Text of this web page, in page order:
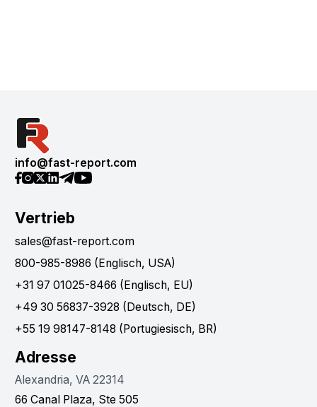
info@fast-report.com
Vertrieb
sales@fast-report.com
800-985-8986 (Englisch, USA)
+31 97 01025-8466 (Englisch, EU)
+49 30 56837-3928 (Deutsch, DE)
+55 19 98147-8148 (Portugiesisch, BR)
Adresse
Alexandria, VA 22314
66 Canal Plaza, Ste 505